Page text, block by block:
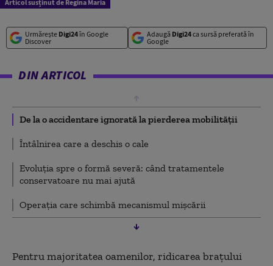
Articol susținut de Regina Maria
Urmărește Digi24în Google
Discover
Adaugă Digi24ca sursă preferată în
Google
DIN ARTICOL
De la o accidentare ignorată la pierderea mobilității
Întâlnirea care a deschis o cale
Evoluția spre o formă severă: când tratamentele
conservatoare nu mai ajută
Operația care schimbă mecanismul mișcării
Pentru majoritatea oamenilor, ridicarea brațului